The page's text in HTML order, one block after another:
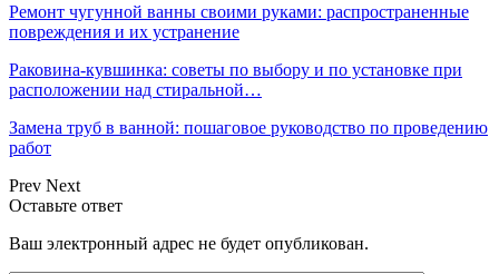
Ремонт чугунной ванны своими руками: распространенные
повреждения и их устранение
Раковина-кувшинка: советы по выбору и по установке при
расположении над стиральной…
Замена труб в ванной: пошаговое руководство по проведению
работ
Prev Next
Оставьте ответ
Ваш электронный адрес не будет опубликован.